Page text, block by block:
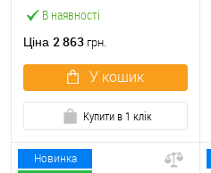
В наявності
чорний із замком та ручкою
Ціна 2 863 грн.
У кошик
Купити в 1 клік
Новинка